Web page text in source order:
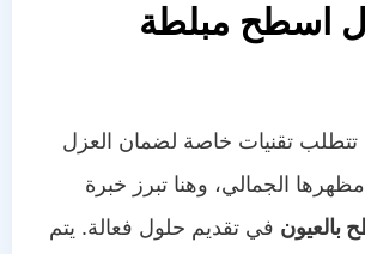
اسطح مبلطة
تتطلب تقنيات خاصة لضمان العزل
الجمالي، وهنا تبرز خبرة
في تقديم حلول فعالة. يتم